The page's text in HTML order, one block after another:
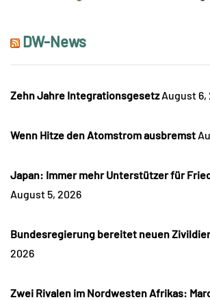
DW-News
Zehn Jahre Integrationsgesetz August 6,
Wenn Hitze den Atomstrom ausbremst
Japan: Immer mehr Unterstützer für
August 5, 2026
Bundesregierung bereitet neuen
2026
Zwei Rivalen im Nordwesten Afrikas: